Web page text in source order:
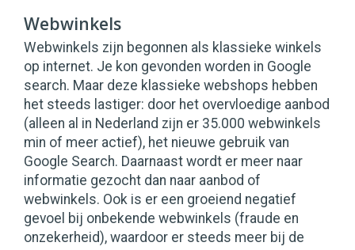
Webwinkels
Webwinkels zijn begonnen als klassieke winkels
op internet. Je kon gevonden worden in Google
search. Maar deze klassieke webshops hebben
het steeds lastiger: door het overvloedige aanbod
(alleen al in Nederland zijn er 35.000 webwinkels
min of meer actief), het nieuwe gebruik van
Google Search. Daarnaast wordt er meer naar
informatie gezocht dan naar aanbod of
webwinkels. Ook is er een groeiend negatief
gevoel bij onbekende webwinkels (fraude en
onzekerheid), waardoor er steeds meer bij de